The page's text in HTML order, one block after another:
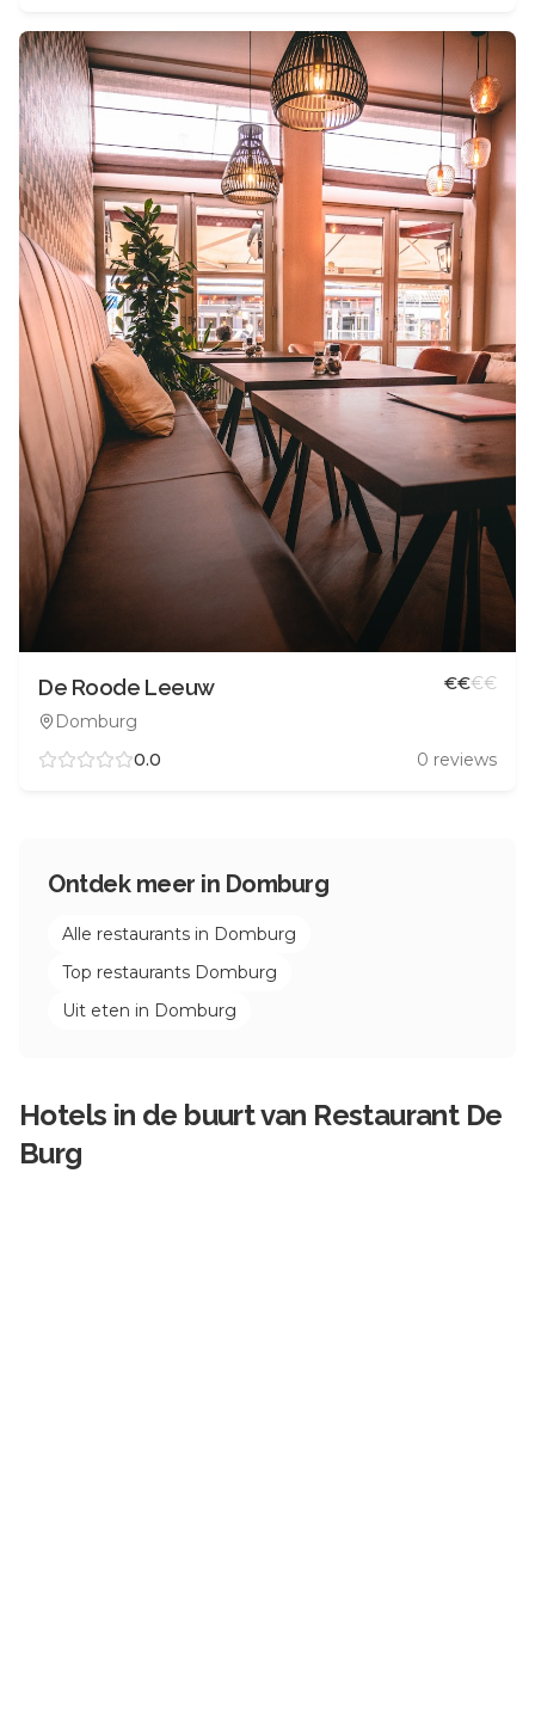
De Roode Leeuw
Domburg
€€€€
0.0 0 reviews
Ontdek meer in Domburg
Alle restaurants in Domburg
Top restaurants Domburg
Uit eten in Domburg
Hotels in de buurt van Restaurant De
Burg